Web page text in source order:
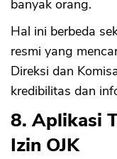
banyak orang.
Hal ini berbeda
resmi yang
Direksi dan
kredibilitas dan
8. Aplikasi
Izin OJK